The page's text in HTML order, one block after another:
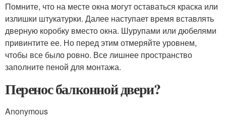
Помните, что на месте окна могут оставаться краска или
излишки штукатурки. Далее наступает время вставлять
дверную коробку вместо окна. Шурупами или дюбелями
привинтите ее. Но перед этим отмеряйте уровнем,
чтобы все было ровно. Все лишнее пространство
заполните пеной для монтажа.
Перенос балконной двери?
Anonymous